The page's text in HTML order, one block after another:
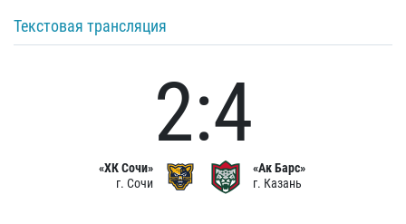
Текстовая трансляция
«ХК Сочи»
г. Сочи
2:4
«Ак Барс»
г. Казань